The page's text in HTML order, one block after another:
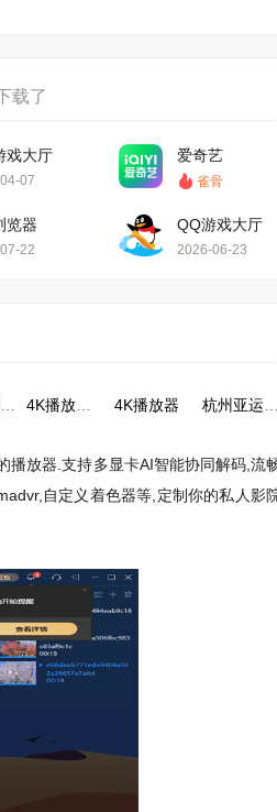
载了
戏大厅
07
爱奇艺
雀骨
览器
22
QQ游戏大厅
2026-06-23
4K播放器
播放器.支持多显卡AI智能协同解码,流
自定义着色器等,定制你的私人影